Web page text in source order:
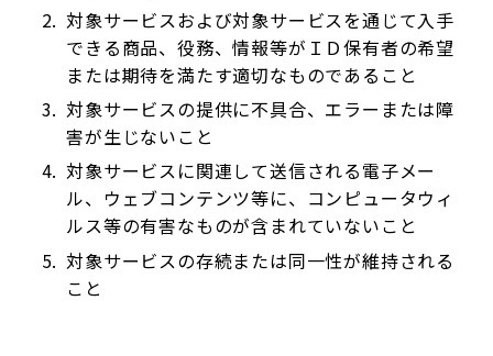
対象サービスおよび対象サービスを通じて入手
できる商品、役務、情報等がＩＤ保有者の希望
または期待を満たす適切なものであること
対象サービスの提供に不具合、エラーまたは障
害が生じないこと
対象サービスに関連して送信される電子メー
ル、ウェブコンテンツ等に、コンピュータウィ
ルス等の有害なものが含まれていないこと
対象サービスの存続または同一性が維持される
こと